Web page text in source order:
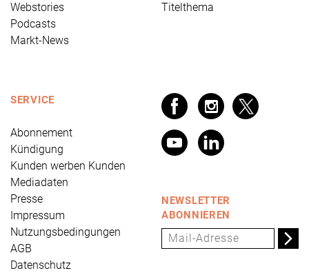
Webstories
Podcasts
Markt-News
Titelthema
SERVICE
Abonnement
Kündigung
Kunden werben Kunden
Mediadaten
Presse
Impressum
Nutzungsbedingungen
AGB
Datenschutz
NEWSLETTER
ABONNIEREN